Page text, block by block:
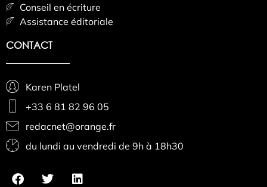
Conseil en écriture
Assistance éditoriale
CONTACT
Karen Platel
+33 6 81 82 96 05
redacnet@orange.fr
du lundi au vendredi de 9h à 18h30